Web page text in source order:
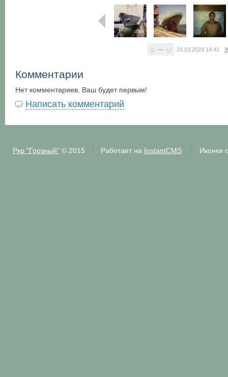
— 24.03.2024 14:41
Комментарии
Нет комментариев. Ваш будет первым!
Написать комментарий
Ркр "Грозный"© 2015 Работает на InstantCMS Иконки